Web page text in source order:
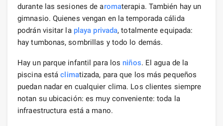
durante las sesiones de aromaterapia. También hay un
gimnasio. Quienes vengan en la temporada cálida
podrán visitar la playa privada, totalmente equipada:
hay tumbonas, sombrillas y todo lo demás.
Hay un parque infantil para los niños. El agua de la
piscina estáclimatizada, para que los más pequeños
puedan nadar en cualquier clima. Los clientes siempre
notan su ubicación: es muy conveniente: toda la
infraestructura está a mano.